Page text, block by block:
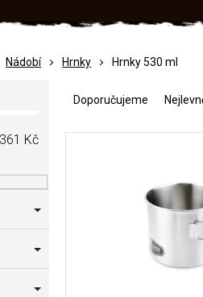
Nádobí Hrnky Hrnky 530 ml
361 Kč
e
Doporučujeme